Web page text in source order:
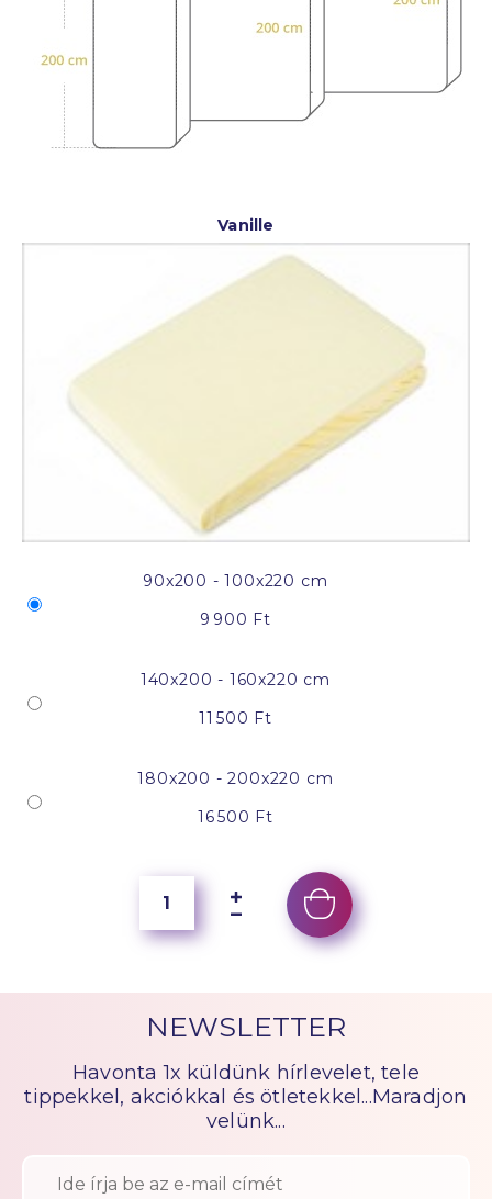
Vanille
90x200 - 100x220 cm
9 900 Ft
140x200 - 160x220 cm
11 500 Ft
180x200 - 200x220 cm
16 500 Ft
NEWSLETTER
Havonta 1x küldünk hírlevelet, tele
tippekkel, akciókkal és ötletekkel...Maradjon
velünk...